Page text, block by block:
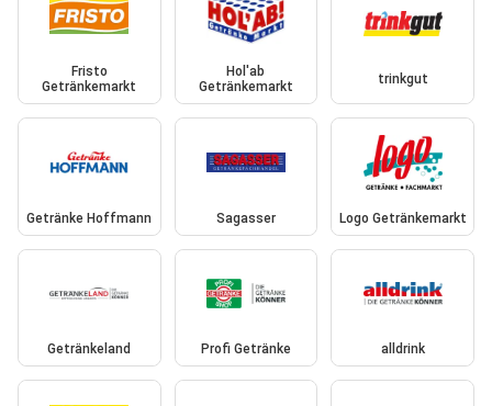
Fristo
Getränkemarkt
Hol'ab
Getränkemarkt
trinkgut
Getränke Hoffmann Sagasser Logo Getränkemarkt
Getränkeland Profi Getränke alldrink